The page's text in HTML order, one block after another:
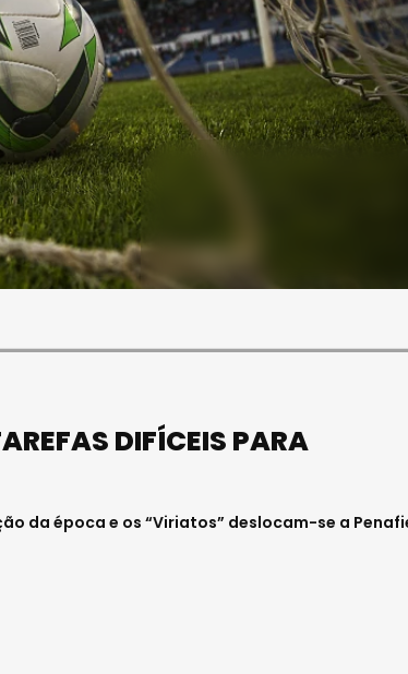
DIFÍCEIS PARA
da época e os “Viriatos” deslocam-se a
NO